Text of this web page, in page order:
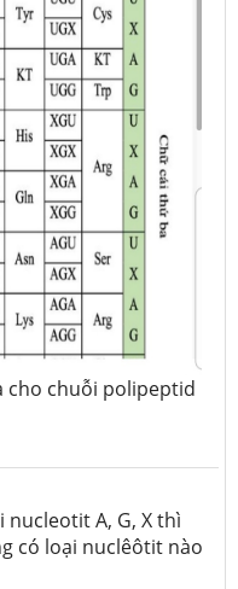
chuỗi polipeptid
nucleotit A, G, X thì
có loại nuclêôtit nào